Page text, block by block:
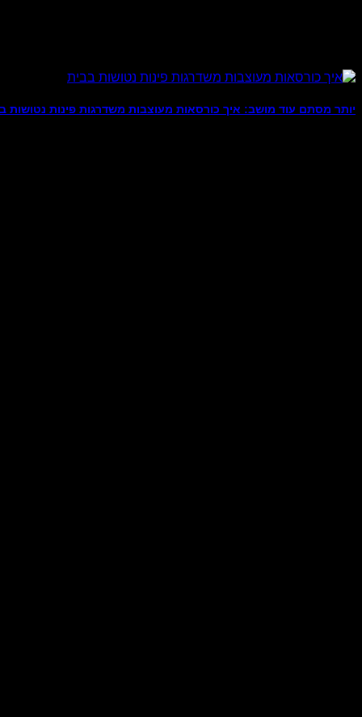
יותר מסתם עוד מושב: איך כורסאות מעוצבות משדרגות פינות נטושות